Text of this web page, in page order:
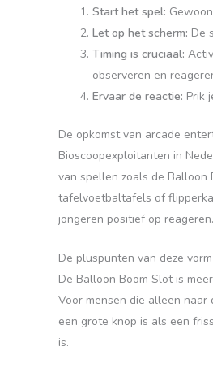
Start het spel:
Let op het scherm: De
Timing is cruciaal:
observeren en
Ervaar de reactie: Prik
De opkomst van arcade
Bioscoopexploitanten in
van spellen zoals de
tafelvoetbaltafels of
jongeren positief op reageren.
De pluspunten van deze
De Balloon Boom Slot is
Voor mensen die alleen
een grote knop is als een
is.